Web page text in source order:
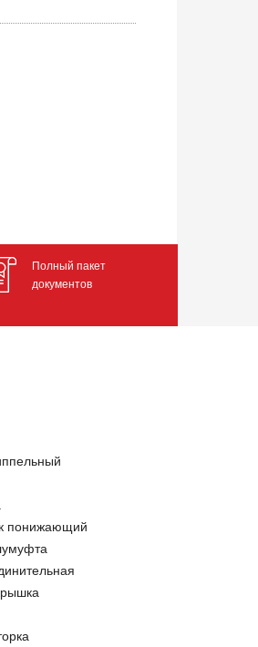
Полный пакет
документов
понижающий